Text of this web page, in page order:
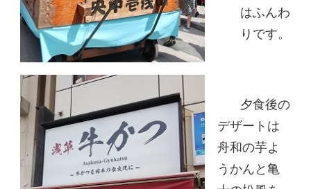
はふんわ
りです。
夕食後の
デザートは
舟和の芋よ
うかんと亀